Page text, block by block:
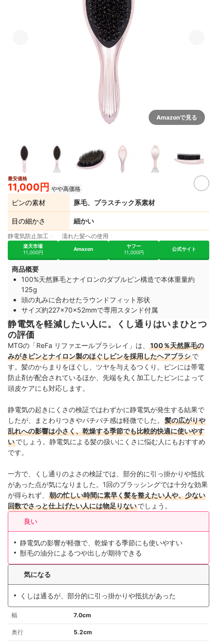
Amazonで見る
最安価格
11,000円 やや高価格
ピンの素材 豚毛、プラスチック系素材
目の細かさ 細かい
静電気防止加工 濡れた髪への使用
楽天市場
11,000円
Amazon
ヤフー
11,000円
公式サイト
商品概要
100%天然豚毛とナイロンのダブルピン構造で本体重量約
125g
頭の丸みに合わせたラウンドフィット形状
サイズ約227×70×52mmで専用スタンド付属
静電気を軽減したい人に。くし通りはいまひとつ
の評価
MTGの「ReFa リファエールブラシレイ」は、
100％天然豚毛の
みがきピンとナイロン製のほぐしピンを採用したヘアブラシで
す。髪のからまりをほぐし、ツヤを与えるつくり。ピンには帯電
防止剤が配合されているほか、先端を丸く加工したピンによって
頭皮ケアにも対応します。
静電気の起きにくさの検証ではわずかに静電気が発生する結果で
したが、まとわりつきやパチパチ感は軽微でした。
髪の広がりや
乱れへの影響は小さく、乾燥する季節でも比較的快適に使いやす
いでしょう。静電気による髪の扱いにくさに悩む人にもおすすめ
です。
一方で、くし通りのよさの検証では、部分的に引っ掛かりや抵抗
があった点が気になりました。1回のブラッシングでは十分な効果
が得られず、
朝の忙しい時間に素早く髪を整えたい人や、少ない
回数でさっと仕上げたい人には物足りないでしょう。
良い
静電気の影響が軽微で、乾燥する季節にも使いやすい
獣毛の油分によるつや出しが期待できる
気になる
くしは通るが、部分的に引っ掛かりや抵抗があった
幅 7.0cm
奥行 5.2cm